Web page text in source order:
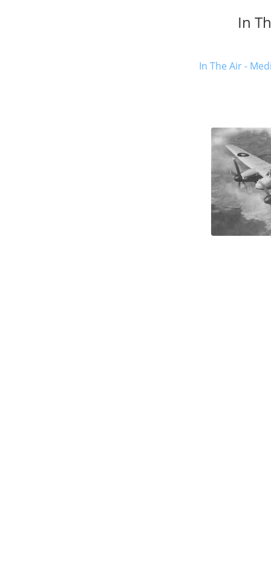
In
In The Air -